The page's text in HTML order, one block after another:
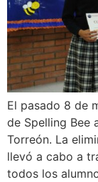
El pasado 8 de
de Spelling Bee
Torreón. La
llevó a cabo a
todos los